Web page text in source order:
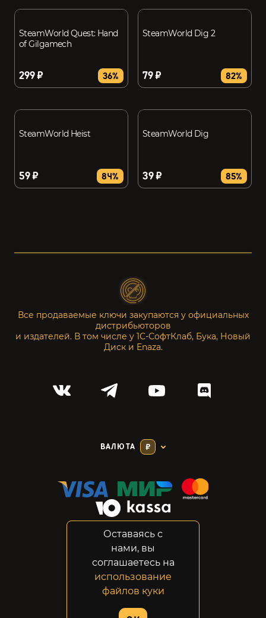
SteamWorld Quest: Hand
of Gilgamech
299 ₽ 36%
SteamWorld Dig 2
79 ₽ 82%
SteamWorld Heist
59 ₽ 84%
SteamWorld Dig
39 ₽ 85%
Все продаваемые ключи закупаются у официальных
дистрибьюторов
и издателей. В том числе у 1С-СофтКлаб, Бука, Новый
Диск и Enaza.
ВАЛЮТА ₽
Конфиденциальность
Возвраты
Правовая информация
© 2014-2026 GabeStore
Оставаясь с
нами, вы
соглашаетесь на
использование
файлов куки